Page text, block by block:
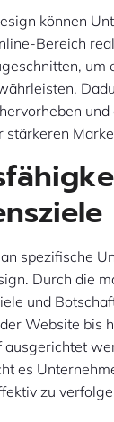
können
Bereich
stärkeren
spezifische
Durch die
und
Website bis
es
zu